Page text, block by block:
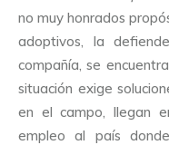
no muy honrados
adoptivos, la
compañía, se
situación exige
en el campo, llegan
empleo al país